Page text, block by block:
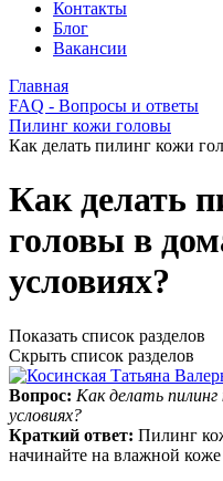
Контакты
Блог
Вакансии
Главная
FAQ - Вопросы и ответы
Пилинг кожи головы
Как делать пилинг кожи
Как делать
головы в
условиях?
Показать список разделов
Скрыть список разделов
Вопрос: Как делать
условиях?
Краткий ответ: Пилинг
начинайте на влажной